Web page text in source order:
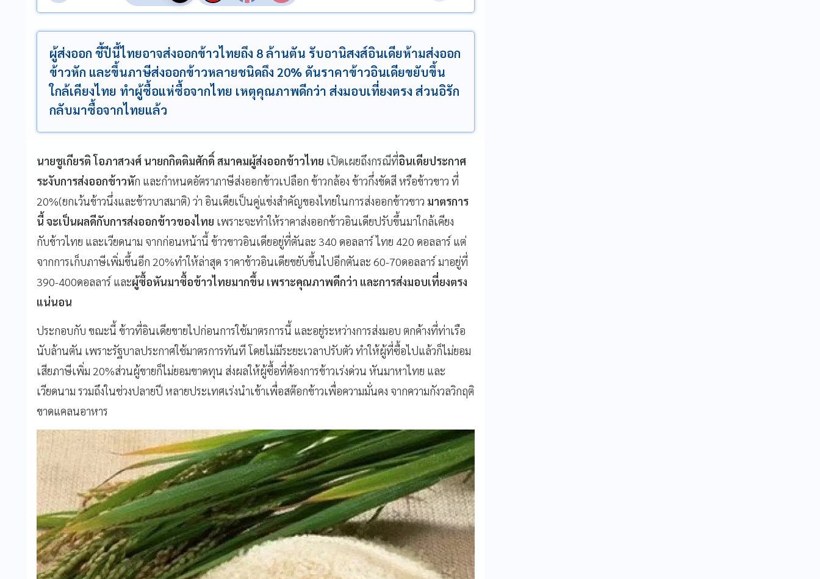
ผู้ส่งออก ชี้ปีนี้ไทยอาจส่งออกข้าวไทยถึง 8 ล้านตัน รับอานิสงส์อินเดียห้ามส่งออก
ข้าวหัก และขึ้นภาษีส่งออกข้าวหลายชนิดถึง 20% ดันราคาข้าวอินเดียขยับขึ้น
ใกล้เคียงไทย ทำผู้ซื้อแห่ซื้อจากไทย เหตุคุณภาพดีกว่า ส่งมอบเที่ยงตรง ส่วนอิรัก
กลับมาซื้อจากไทยแล้ว
นายชูเกียรติ โอภาสวงศ์ นายกกิตติมศักดิ์ สมาคมผู้ส่งออกข้าวไทย เปิดเผยถึงกรณีที่อินเดียประกาศ
ระงับการส่งออกข้าวหัก และกำหนดอัตราภาษีส่งออกข้าวเปลือก ข้าวกล้อง ข้าวกึ่งขัดสี หรือข้าวขาว ที่
20%(ยกเว้นข้าวนึ่งและข้าวบาสมาติ) ว่า อินเดียเป็นคู่แข่งสำคัญของไทยในการส่งออกข้าวขาว มาตรการ
นี้ จะเป็นผลดีกับการส่งออกข้าวของไทย เพราะจะทำให้ราคาส่งออกข้าวอินเดียปรับขึ้นมาใกล้เคียง
กับข้าวไทย และเวียดนาม จากก่อนหน้านี้ ข้าวขาวอินเดียอยู่ที่ตันละ 340 ดอลลาร์ ไทย 420 ดอลลาร์ แต่
จากการเก็บภาษีเพิ่มขึ้นอีก 20%ทำให้ล่าสุด ราคาข้าวอินเดียขยับขึ้นไปอีกตันละ 60-70ดอลลาร์ มาอยู่ที่
390-400ดอลลาร์ และผู้ซื้อหันมาซื้อข้าวไทยมากขึ้น เพราะคุณภาพดีกว่า และการส่งมอบเที่ยงตรง
แน่นอน
ประกอบกับ ขณะนี้ ข้าวที่อินเดียขายไปก่อนการใช้มาตรการนี้ และอยู่ระหว่างการส่งมอบ ตกค้างที่ท่าเรือ
นับล้านตัน เพราะรัฐบาลประกาศใช้มาตรการทันที โดยไม่มีระยะเวลาปรับตัว ทำให้ผู้ที่ซื้อไปแล้วก็ไม่ยอม
เสียภาษีเพิ่ม 20%ส่วนผู้ขายก็ไม่ยอมขาดทุน ส่งผลให้ผู้ซื้อที่ต้องการข้าวเร่งด่วน หันมาหาไทย และ
เวียดนาม รวมถึงในช่วงปลายปี หลายประเทศเร่งนำเข้าเพื่อสต๊อกข้าวเพื่อความมั่นคง จากความกังวลวิกฤติ
ขาดแคลนอาหาร